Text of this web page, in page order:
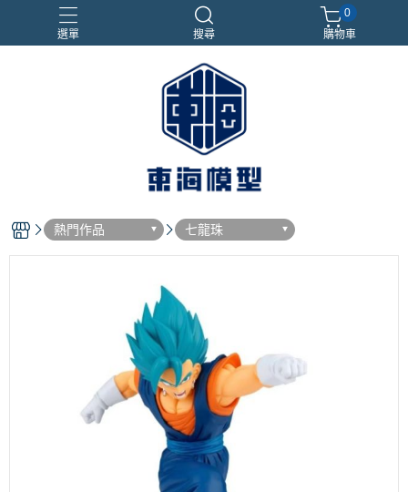
選單 搜尋
合金車
閃電霹靂車
電子雞/塔麻可吉/塔麻歌子
0
購物車
熱門作品 七龍珠